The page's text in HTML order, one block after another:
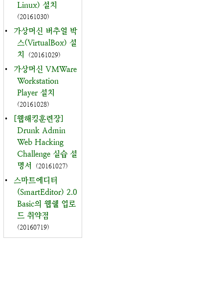
Linux) 설치
(20161030)
•
가상머신 버추얼 박
스(VirtualBox) 설
치
(20161029)
•
가상머신 VMWare
Workstation
Player 설치
(20161028)
•
[웹해킹훈련장]
Drunk Admin
Web Hacking
Challenge 실습 설
명서
(20161027)
•
스마트에디터
(SmartEditor) 2.0
Basic의 웹쉘 업로
드 취약점
(20160719)